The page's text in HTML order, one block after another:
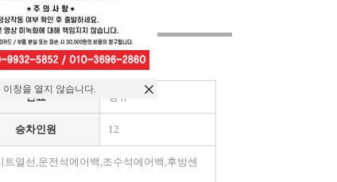
연료 경유
승차인원 12
열선,운전석에어백,조수석에어백,후방센
이창을 열지 않습니다.